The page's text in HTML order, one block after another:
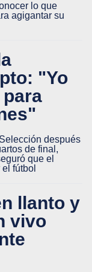
lo que
agigantar su
"Yo
después
de final,
que el
fútbol
llanto y
vivo